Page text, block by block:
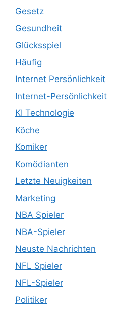
Gesetz
Gesundheit
Glücksspiel
Häufig
Internet Persönlichkeit
Internet-Persönlichkeit
KI Technologie
Köche
Komiker
Komödianten
Letzte Neuigkeiten
Marketing
NBA Spieler
NBA-Spieler
Neuste Nachrichten
NFL Spieler
NFL-Spieler
Politiker